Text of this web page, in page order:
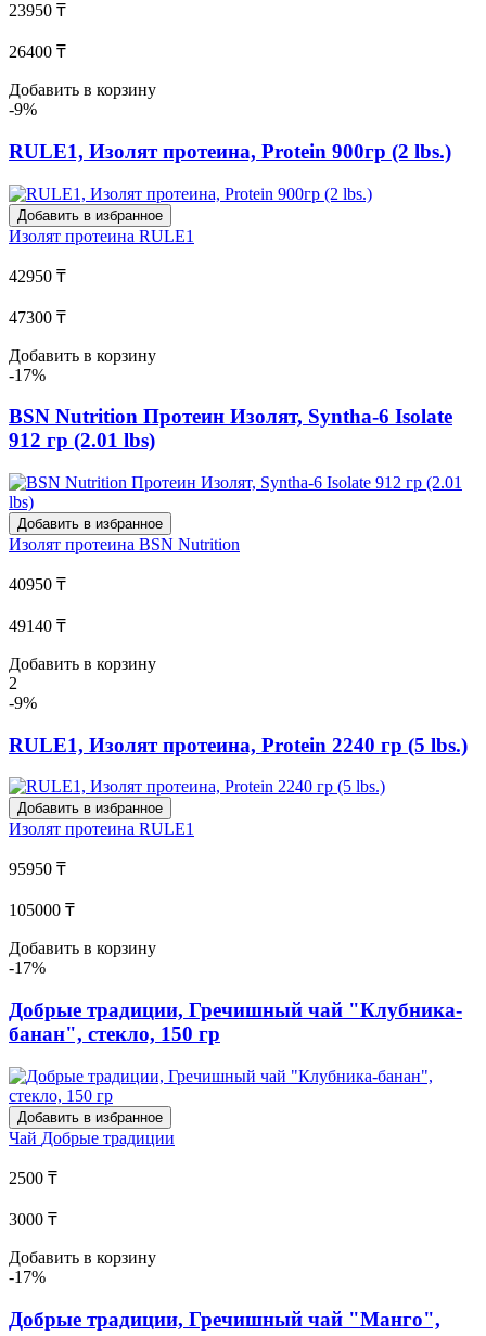
23950 ₸
26400 ₸
Добавить в корзину
-9%
RULE1, Изолят протеина, Protein 900гр (2 lbs.)
Добавить в избранное
Изолят протеина RULE1
42950 ₸
47300 ₸
Добавить в корзину
-17%
BSN Nutrition Протеин Изолят, Syntha-6 Isolate
912 гр (2.01 lbs)
Добавить в избранное
Изолят протеина BSN Nutrition
40950 ₸
49140 ₸
Добавить в корзину
2
-9%
RULE1, Изолят протеина, Protein 2240 гр (5 lbs.)
Добавить в избранное
Изолят протеина RULE1
95950 ₸
105000 ₸
Добавить в корзину
-17%
Добрые традиции, Гречишный чай "Клубника-
банан", стекло, 150 гр
Добавить в избранное
Чай Добрые традиции
2500 ₸
3000 ₸
Добавить в корзину
-17%
Добрые традиции, Гречишный чай "Манго",